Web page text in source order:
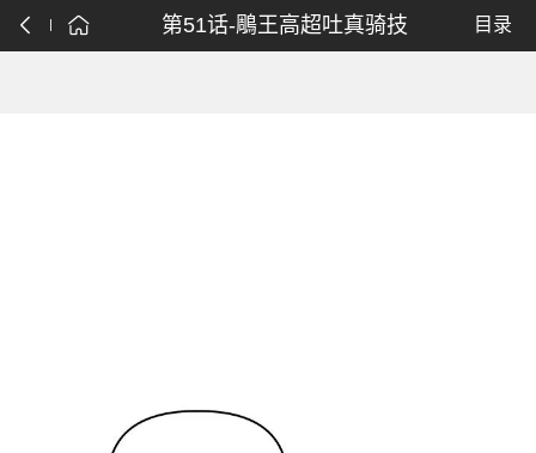
第51话-鵰王高超吐真骑技 目录